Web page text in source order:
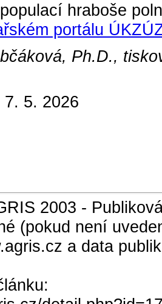
hraboše
portálu
Ph.D.,
5. 2026
2003 -
(pokud není
a data